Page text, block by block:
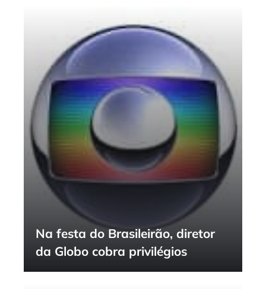
Na festa do Brasileirão, diretor
da Globo cobra privilégios